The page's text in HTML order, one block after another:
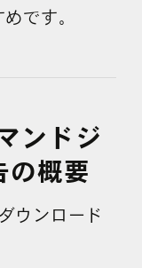
です。
ンドジ
の概要
ウンロード